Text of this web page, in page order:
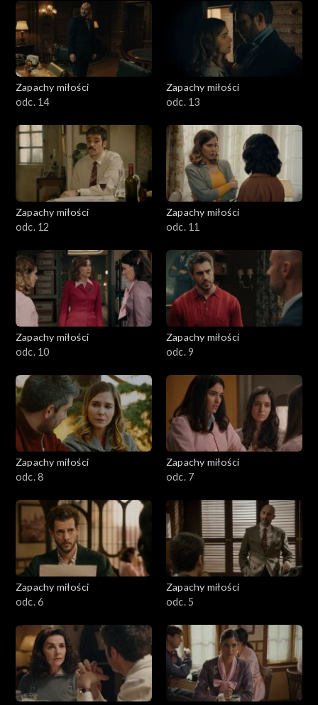
Zapachy miłości
odc. 14
Zapachy miłości
odc. 13
Zapachy miłości
odc. 12
Zapachy miłości
odc. 11
Zapachy miłości
odc. 10
Zapachy miłości
odc. 9
Zapachy miłości
odc. 8
Zapachy miłości
odc. 7
Zapachy miłości
odc. 6
Zapachy miłości
odc. 5